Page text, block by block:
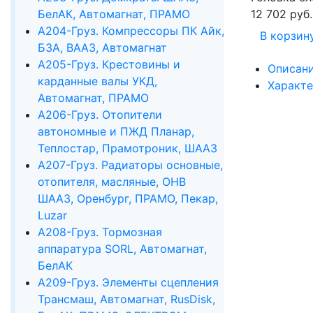
БелАК, Автомагнат, ПРАМО
А204-Груз. Компрессоры ПК Айк,
БЗА, ВААЗ, Автомагнат
А205-Груз. Крестовины и
карданные валы УКД,
Автомагнат, ПРАМО
А206-Груз. Отопители
автономные и ПЖД Планар,
Теплостар, Прамотроник, ШААЗ
А207-Груз. Радиаторы основные,
отопителя, масляные, ОНВ
ШААЗ, Оренбург, ПРАМО, Пекар,
Luzar
А208-Груз. Тормозная
аппаратура SORL, Автомагнат,
БелАК
А209-Груз. Элементы сцепления
Трансмаш, Автомагнат, RusDisk,
12 702 руб.
В